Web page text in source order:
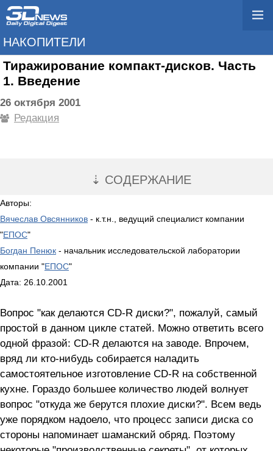
НАКОПИТЕЛИ
Тиражирование компакт-дисков. Часть
1. Введение
26 октября 2001
Редакция
⇣ СОДЕРЖАНИЕ
Авторы:
Вячеслав Овсянников - к.т.н., ведущий специалист компании
"ЕПОС"
Богдан Пенюк - начальник исследовательской лаборатории
компании "ЕПОС"
Дата: 26.10.2001
Вопрос "как делаются CD-R диски?", пожалуй, самый
простой в данном цикле статей. Можно ответить всего
одной фразой: CD-R делаются на заводе. Впрочем,
вряд ли кто-нибудь собирается наладить
самостоятельное изготовление CD-R на собственной
кухне. Гораздо большее количество людей волнует
вопрос "откуда же берутся плохие диски?". Всем ведь
уже порядком надоело, что процесс записи диска со
стороны напоминает шаманский обряд. Поэтому